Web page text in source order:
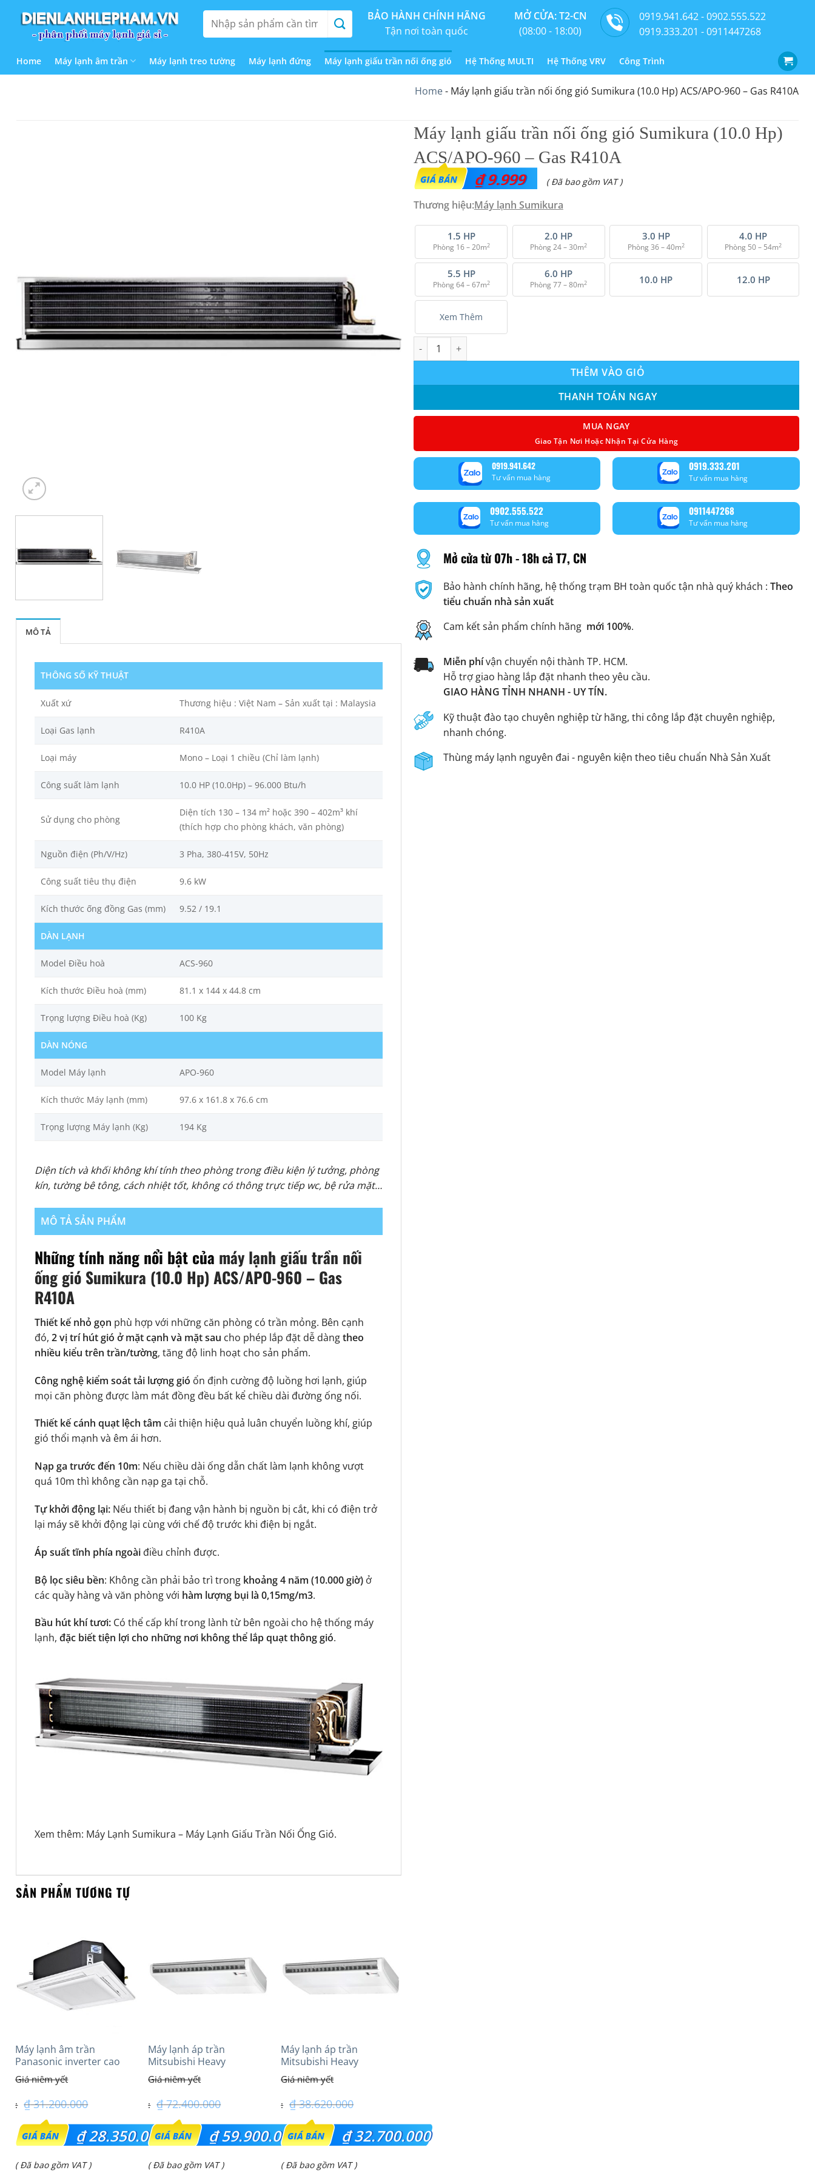
kiếm:
BẢO HÀNH CHÍNH HÃNG
Tận nơi toàn quốc
MỞ CỬA: T2-CN
(08:00 - 18:00)
0919.941.642 - 0902.555.522
0919.333.201 - 0911447268
Home Máy lạnh âm trần Máy lạnh treo tường Máy lạnh đứng Máy lạnh giấu trần nối ống gió Hệ Thống MULTI Hệ Thống VRV Công Trình
Home- Máy lạnh giấu trần nối ống gió Sumikura (10.0 Hp) ACS/APO-960 – Gas R410A
MÔ TẢ
THÔNG SỐ KỸ THUẬT
Xuất xứ Thương hiệu : Việt Nam – Sản xuất tại : Malaysia
Loại Gas lạnh R410A
Loại máy Mono – Loại 1 chiều (Chỉ làm lạnh)
Công suất làm lạnh 10.0 HP (10.0Hp) – 96.000 Btu/h
Sử dụng cho phòng
Diện tích 130 – 134 m² hoặc 390 – 402m³ khí
(thích hợp cho phòng khách, văn phòng)
Nguồn điện (Ph/V/Hz) 3 Pha, 380-415V, 50Hz
Công suất tiêu thụ điện 9.6 kW
Kích thước ống đồng Gas (mm) 9.52 / 19.1
DÀN LẠNH
Model Điều hoà ACS-960
Kích thước Điều hoà (mm) 81.1 x 144 x 44.8 cm
Trọng lượng Điều hoà (Kg) 100 Kg
DÀN NÓNG
Model Máy lạnh APO-960
Kích thước Máy lạnh (mm) 97.6 x 161.8 x 76.6 cm
Trọng lượng Máy lạnh (Kg) 194 Kg
Diện tích và khối không khí tính theo phòng trong điều kiện lý tưởng, phòng
kín, tường bê tông, cách nhiệt tốt, không có thông trực tiếp wc, bệ rửa mặt…
MÔ TẢ SẢN PHẨM
Những tính năng nổi bật của máy lạnh giấu trần nối
ống gió Sumikura (10.0 Hp) ACS/APO-960 – Gas
R410A
Thiết kế nhỏ gọn phù hợp với những căn phòng có trần mỏng. Bên cạnh
đó, 2 vị trí hút gió ở mặt cạnh và mặt sau cho phép lắp đặt dễ dàngtheo
nhiều kiểu trên trần/tường, tăng độ linh hoạt cho sản phẩm.
Công nghệ kiểm soát tải lượng gió ổn định cường độ luồng hơi lạnh, giúp
mọi căn phòng được làm mát đồng đều bất kể chiều dài đường ống nối.
Thiết kế cánh quạt lệch tâm cải thiện hiệu quả luân chuyển luồng khí, giúp
gió thổi mạnh và êm ái hơn.
Nạp ga trước đến 10m: Nếu chiều dài ống dẫn chất làm lạnh không vượt
quá 10m thì không cần nạp ga tại chỗ.
Tự khởi động lại:Nếu thiết bị đang vận hành bị nguồn bị cắt, khi có điện trở
lại máy sẽ khởi động lại cùng với chế độ trước khi điện bị ngắt.
Áp suất tĩnh phía ngoài điều chỉnh được.
Bộ lọc siêu bền: Không cần phải bảo trì trong khoảng 4 năm (10.000 giờ) ở
các quầy hàng và văn phòng với hàm lượng bụi là 0,15mg/m3.
Bầu hút khí tươi: Có thể cấp khí trong lành từ bên ngoài cho hệ thống máy
lạnh, đặc biết tiện lợi cho những nơi không thể lắp quạt thông gió.
Xem thêm: Máy Lạnh Sumikura – Máy Lạnh Giấu Trần Nối Ống Gió.
SẢN PHẨM TƯƠNG TỰ
Máy lạnh âm trần
Panasonic inverter cao
cấp (2.5Hp) S-
1821PU3HA/U-21PRH1H5
₫31.200.000
Giá
₫28.350.000
Giá
( Đã bao gồm VAT )
Máy lạnh áp trần
Mitsubishi Heavy
FDE140VG (6.0Hp) Cao
cấp – 3 Pha
₫72.400.000
Giá
₫59.900.000
Giá
( Đã bao gồm VAT )
Máy lạnh áp trần
Mitsubishi Heavy
FDE71VG (3.0Hp) Tiêu
chuẩn
₫38.620.000
Giá
₫32.700.000
Giá
( Đã bao gồm VAT )
Máy lạnh giấu trần nối ống gió Sumikura (10.0 Hp)
ACS/APO-960 – Gas R410A
₫9.999 ( Đã bao gồm VAT )
Thương hiệu:Máy lạnh Sumikura
1.5 HP
Phòng 16 – 20m2
2.0 HP
Phòng 24 – 30m2
3.0 HP
Phòng 36 – 40m2
4.0 HP
Phòng 50 – 54m2
5.5 HP
Phòng 64 – 67m2
6.0 HP
Phòng 77 – 80m2 10.0 HP 12.0 HP
Xem Thêm
Máy lạnh giấu trần nối ống gió Sumikura (10.0 Hp) ACS/APO-960 - Gas R410A số lượng
THÊM VÀO GIỎ
THANH TOÁN NGAY
MUA NGAY
Giao Tận Nơi Hoặc Nhận Tại Cửa Hàng
0919.941.642
Tư vấn mua hàng
0919.333.201
Tư vấn mua hàng
0902.555.522
Tư vấn mua hàng
0911447268
Tư vấn mua hàng
Mở cửa từ 07h - 18h cả T7, CN
Bảo hành chính hãng, hệ thống trạm BH toàn quốc tận nhà quý khách : Theo
tiểu chuẩn nhà sản xuất
Cam kết sản phẩm chính hãng mới 100%.
Miễn phívận chuyển nội thành TP. HCM.
Hỗ trợ giao hàng lắp đặt nhanh theo yêu cầu.
GIAO HÀNG TỈNH NHANH - UY TÍN.
Kỹ thuật đào tạo chuyên nghiệp từ hãng, thi công lắp đặt chuyên nghiệp,
nhanh chóng.
Thùng máy lạnh nguyên đai - nguyên kiện theo tiêu chuẩn Nhà Sản Xuất